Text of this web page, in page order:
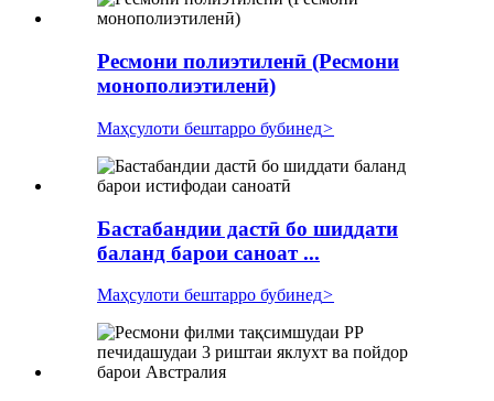
Ресмони полиэтиленӣ (Ресмони
монополиэтиленӣ)
Маҳсулоти бештарро бубинед>
Бастабандии дастӣ бо шиддати
баланд барои саноат ...
Маҳсулоти бештарро бубинед>